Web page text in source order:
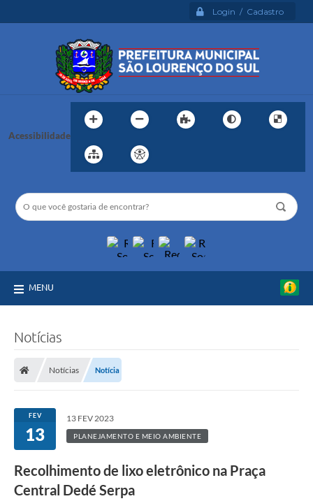
Login / Cadastro
Acessibilidade
MENU
Notícias
Notícias Notícia
FEV
13
13 FEV 2023
PLANEJAMENTO E MEIO AMBIENTE
Recolhimento de lixo eletrônico na Praça
Central Dedé Serpa